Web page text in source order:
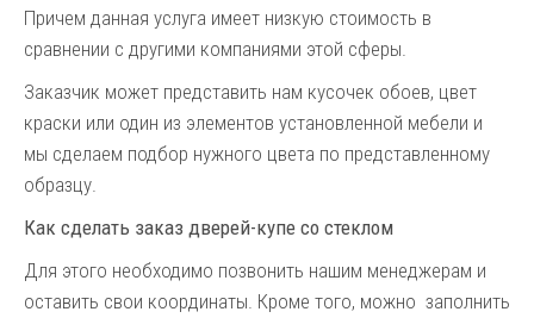
Причем данная услуга имеет низкую стоимость в
сравнении с другими компаниями этой сферы.
Заказчик может представить нам кусочек обоев, цвет
краски или один из элементов установленной мебели и
мы сделаем подбор нужного цвета по представленному
образцу.
Как сделать заказ дверей-купе со стеклом
Для этого необходимо позвонить нашим менеджерам и
оставить свои координаты. Кроме того, можно заполнить